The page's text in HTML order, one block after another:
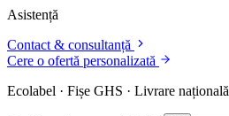
Asistență
Contact & consultanță
Cere o ofertă personalizată
Ecolabel · Fișe GHS · Livrare națională